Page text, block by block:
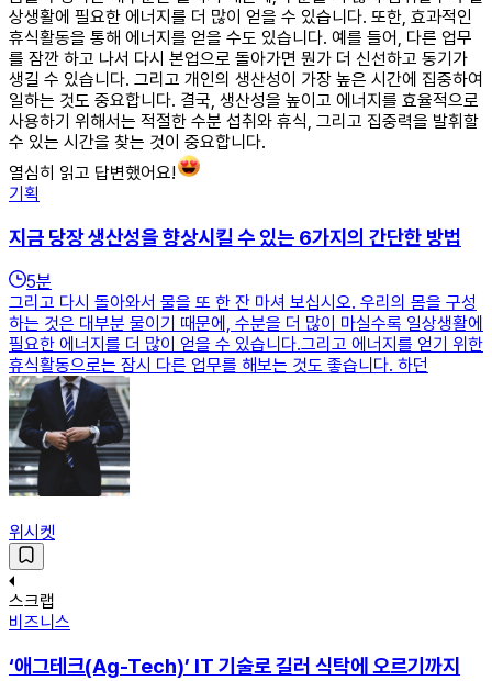
상생활에 필요한 에너지를 더 많이 얻을 수 있습니다. 또한, 효과적인
휴식활동을 통해 에너지를 얻을 수도 있습니다. 예를 들어, 다른 업무
를 잠깐 하고 나서 다시 본업으로 돌아가면 뭔가 더 신선하고 동기가
생길 수 있습니다. 그리고 개인의 생산성이 가장 높은 시간에 집중하여
일하는 것도 중요합니다. 결국, 생산성을 높이고 에너지를 효율적으로
사용하기 위해서는 적절한 수분 섭취와 휴식, 그리고 집중력을 발휘할
수 있는 시간을 찾는 것이 중요합니다.
열심히 읽고 답변했어요!
기획
지금 당장 생산성을 향상시킬 수 있는 6가지의 간단한 방법
5분
그리고 다시 돌아와서 물을 또 한 잔 마셔 보십시오. 우리의 몸을 구성
하는 것은 대부분 물이기 때문에, 수분을 더 많이 마실수록 일상생활에
필요한 에너지를 더 많이 얻을 수 있습니다.그리고 에너지를 얻기 위한
휴식활동으로는 잠시 다른 업무를 해보는 것도 좋습니다. 하던
위시켓
스크랩
비즈니스
‘애그테크(Ag-Tech)’ IT 기술로 길러 식탁에 오르기까지